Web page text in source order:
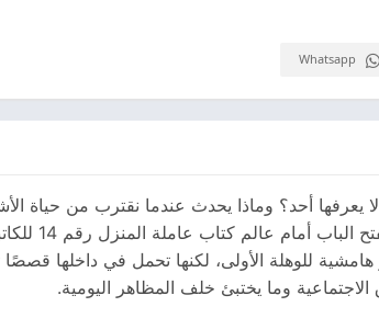
Whatsapp
يعرفها أحد؟ وماذا يحدث عندما نقترب من حياة
الذين نراهم يوميًا دون أن نتوقف لحظة للتفكير في
للوهلة الأولى، لكنها تحمل في داخلها
وما يختبئ خلف المظاهر اليومية.